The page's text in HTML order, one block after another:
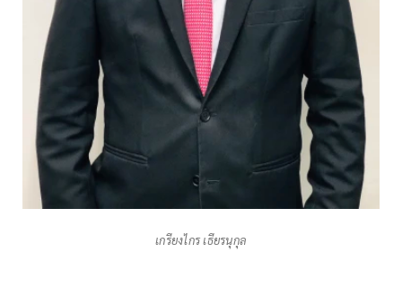
เกรียงไกร เธียรนุกุล